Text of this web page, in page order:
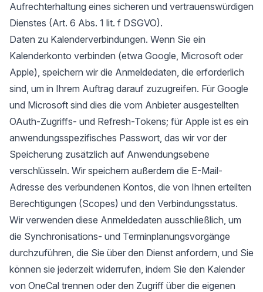
Aufrechterhaltung eines sicheren und vertrauenswürdigen
Dienstes (Art. 6 Abs. 1 lit. f DSGVO).
Daten zu Kalenderverbindungen. Wenn Sie ein
Kalenderkonto verbinden (etwa Google, Microsoft oder
Apple), speichern wir die Anmeldedaten, die erforderlich
sind, um in Ihrem Auftrag darauf zuzugreifen. Für Google
und Microsoft sind dies die vom Anbieter ausgestellten
OAuth-Zugriffs- und Refresh-Tokens; für Apple ist es ein
anwendungsspezifisches Passwort, das wir vor der
Speicherung zusätzlich auf Anwendungsebene
verschlüsseln. Wir speichern außerdem die E-Mail-
Adresse des verbundenen Kontos, die von Ihnen erteilten
Berechtigungen (Scopes) und den Verbindungsstatus.
Wir verwenden diese Anmeldedaten ausschließlich, um
die Synchronisations- und Terminplanungsvorgänge
durchzuführen, die Sie über den Dienst anfordern, und Sie
können sie jederzeit widerrufen, indem Sie den Kalender
von OneCal trennen oder den Zugriff über die eigenen